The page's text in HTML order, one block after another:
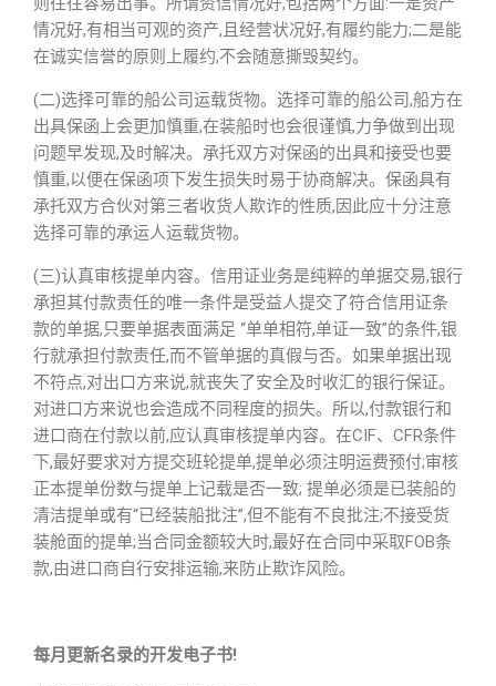
情况好,有相当可观的资产,且经营状况好,有履约能力;二是能
在诚实信誉的原则上履约,不会随意撕毁契约。
(二)选择可靠的船公司运载货物。选择可靠的船公司,船方在
出具保函上会更加慎重,在装船时也会很谨慎,力争做到出现
问题早发现,及时解决。承托双方对保函的出具和接受也要
慎重,以便在保函项下发生损失时易于协商解决。保函具有
承托双方合伙对第三者收货人欺诈的性质,因此应十分注意
选择可靠的承运人运载货物。
(三)认真审核提单内容。信用证业务是纯粹的单据交易,银行
承担其付款责任的唯一条件是受益人提交了符合信用证条
款的单据,只要单据表面满足 “单单相符,单证一致”的条件,银
行就承担付款责任,而不管单据的真假与否。如果单据出现
不符点,对出口方来说,就丧失了安全及时收汇的银行保证。
对进口方来说也会造成不同程度的损失。所以,付款银行和
进口商在付款以前,应认真审核提单内容。在CIF、CFR条件
下,最好要求对方提交班轮提单,提单必须注明运费预付;审核
正本提单份数与提单上记载是否一致; 提单必须是已装船的
清洁提单或有“已经装船批注”,但不能有不良批注;不接受货
装舱面的提单;当合同金额较大时,最好在合同中采取FOB条
款,由进口商自行安排运输,来防止欺诈风险。
每月更新名录的开发电子书!